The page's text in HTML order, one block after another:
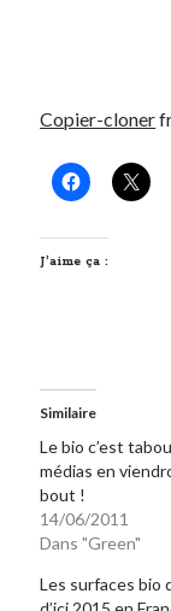
Copier-cloner
J’aime ça :
Similaire
Le bio c’est
médias en
bout !
14/06/2011
Dans "Green"
Les surfaces bio